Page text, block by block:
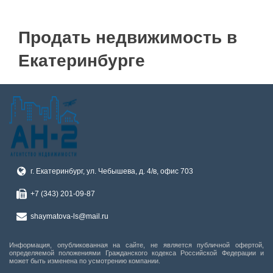
Продать недвижимость в
Екатеринбурге
г. Екатеринбург, ул. Чебышева, д. 4/в, офис 703
+7 (343) 201-09-87
shaymatova-ls@mail.ru
Информация, опубликованная на сайте, не является публичной офертой,
определяемой положениями Гражданского кодекса Российской Федерации и
может быть изменена по усмотрению компании.